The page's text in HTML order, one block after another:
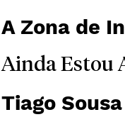
A Zona de
Ainda Estou
Tiago